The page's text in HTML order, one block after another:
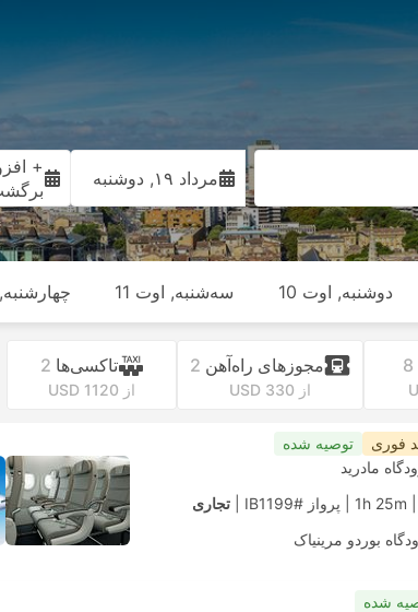
مرداد ۱۹, دوشنبه
+
دوشنبه, اوت 10 سه‌شنبه, اوت 11 چهارشنبه,
8 مجوز‌های راه‌آهن 2
از USD 330
تاکسی‌ها 2
از USD 1120
فوری توصیه شده
1h 25m
پرواز #IB1199 تجاری
شده